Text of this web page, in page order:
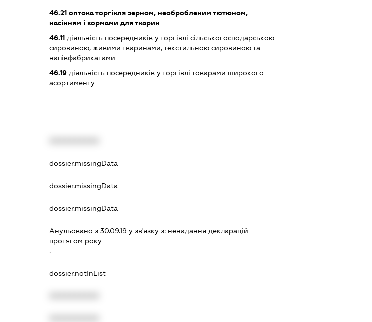
46.21оптова торгівля зерном, необробленим тютюном,
насінням і кормами для тварин
46.11діяльність посередників у торгівлі сільськогосподарською
сировиною, живими тваринами, текстильною сировиною та
напівфабрикатами
46.19діяльність посередників у торгівлі товарами широкого
асортименту
dossier.missingData
dossier.missingData
dossier.missingData
Анульовано з 30.09.19 у зв'язку з: ненадання декларацiй
протягом року
.
dossier.notInList